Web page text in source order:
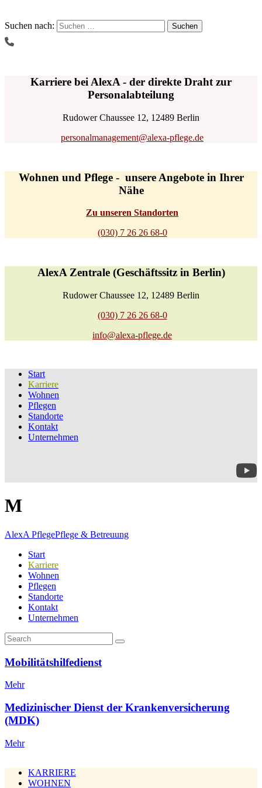
Suchen nach:
Karriere bei AlexA - der direkte Draht zur
Personalabteilung
Rudower Chaussee 12, 12489 Berlin
personalmanagement@alexa-pflege.de
Wohnen und Pflege - unsere Angebote in Ihrer
Nähe
Zu unseren Standorten
(030) 7 26 26 68-0
AlexA Zentrale (Geschäftssitz in Berlin)
Rudower Chaussee 12, 12489 Berlin
(030) 7 26 26 68-0
info@alexa-pflege.de
Start
Karriere
Wohnen
Pflegen
Standorte
Kontakt
Unternehmen
M
AlexA PflegePflege & Betreuung
Start
Karriere
Wohnen
Pflegen
Standorte
Kontakt
Unternehmen
Mobilitätshilfedienst
Mehr
Medizinischer Dienst der Krankenversicherung
(MDK)
Mehr
KARRIERE
WOHNEN